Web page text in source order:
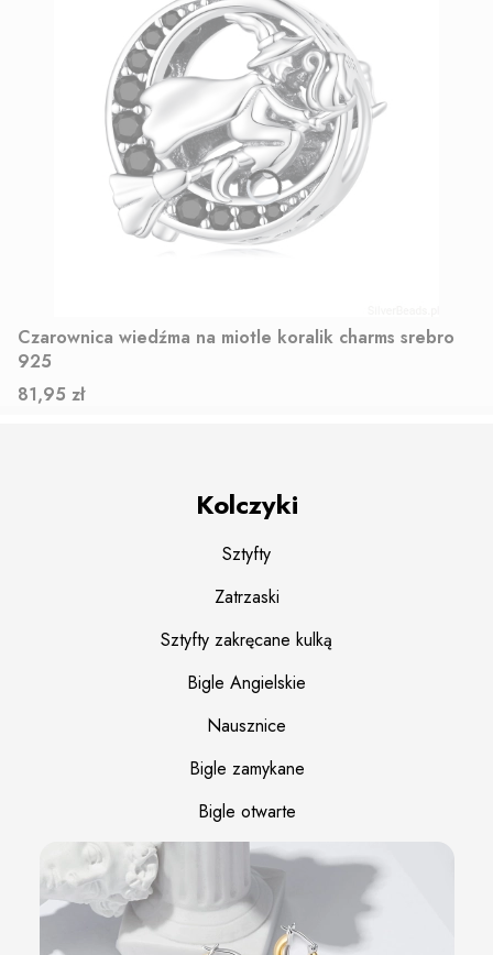
Czarownica wiedźma na miotle koralik charms srebro
925
Cena
81,95 zł
Kolczyki
Sztyfty
Zatrzaski
Sztyfty zakręcane kulką
Bigle Angielskie
Nausznice
Bigle zamykane
Bigle otwarte